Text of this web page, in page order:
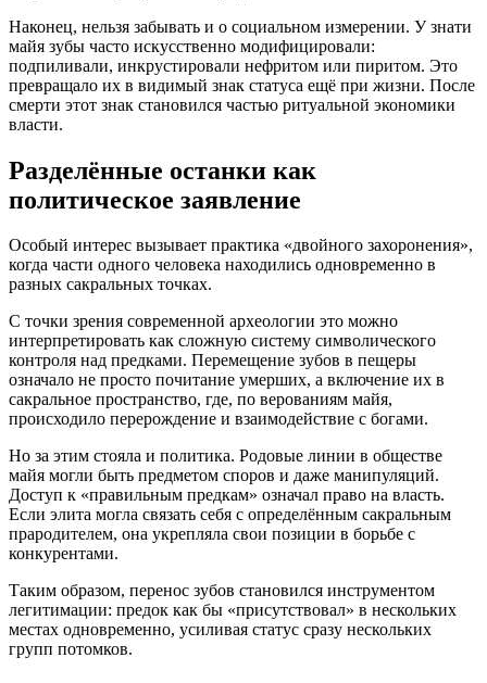
Наконец, нельзя забывать и о социальном измерении. У знати
майя зубы часто искусственно модифицировали:
подпиливали, инкрустировали нефритом или пиритом. Это
превращало их в видимый знак статуса ещё при жизни. После
смерти этот знак становился частью ритуальной экономики
власти.
Разделённые останки как
политическое заявление
Особый интерес вызывает практика «двойного захоронения»,
когда части одного человека находились одновременно в
разных сакральных точках.
С точки зрения современной археологии это можно
интерпретировать как сложную систему символического
контроля над предками. Перемещение зубов в пещеры
означало не просто почитание умерших, а включение их в
сакральное пространство, где, по верованиям майя,
происходило перерождение и взаимодействие с богами.
Но за этим стояла и политика. Родовые линии в обществе
майя могли быть предметом споров и даже манипуляций.
Доступ к «правильным предкам» означал право на власть.
Если элита могла связать себя с определённым сакральным
прародителем, она укрепляла свои позиции в борьбе с
конкурентами.
Таким образом, перенос зубов становился инструментом
легитимации: предок как бы «присутствовал» в нескольких
местах одновременно, усиливая статус сразу нескольких
групп потомков.